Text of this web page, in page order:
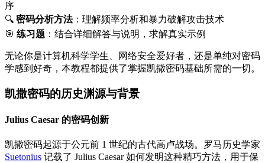
序
🔍 密码分析方法：理解频率分析和暴力破解攻击技术
🎯 练习题 ：结合详细解答与说明，求解真实示例
无论你是计算机科学学生、网络安全爱好者，还是单纯对密码
学感到好奇，本教程都提供了掌握凯撒密码基础所需的一切。
凯撒密码的历史渊源与背景
Julius Caesar 的密码创新
凯撒密码起源于公元前 1 世纪的古代高卢战场。罗马历史学家
Suetonius 记载了 Julius Caesar 如何发明这种精巧方法，用于保